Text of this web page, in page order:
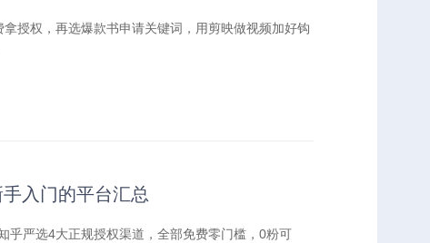
授权，再选爆款书申请关键词，用剪映做视频加好钩
入门的平台汇总
乎严选4大正规授权渠道，全部免费零门槛，0粉可